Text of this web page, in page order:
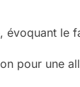
, évoquant le
pour une